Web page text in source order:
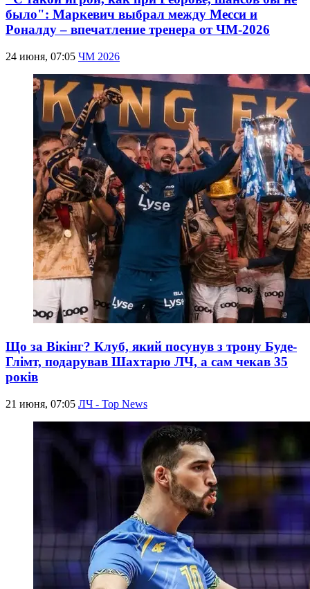
было": Маркевич выбрал между Месси и
Роналду – впечатление тренера от ЧМ-2026
24 июня, 07:05 ЧМ 2026
Що за Вікінг? Клуб, який посунув з трону Буде-
Глімт, подарував Шахтарю ЛЧ, а сам чекав 35
років
21 июня, 07:05 ЛЧ - Top News